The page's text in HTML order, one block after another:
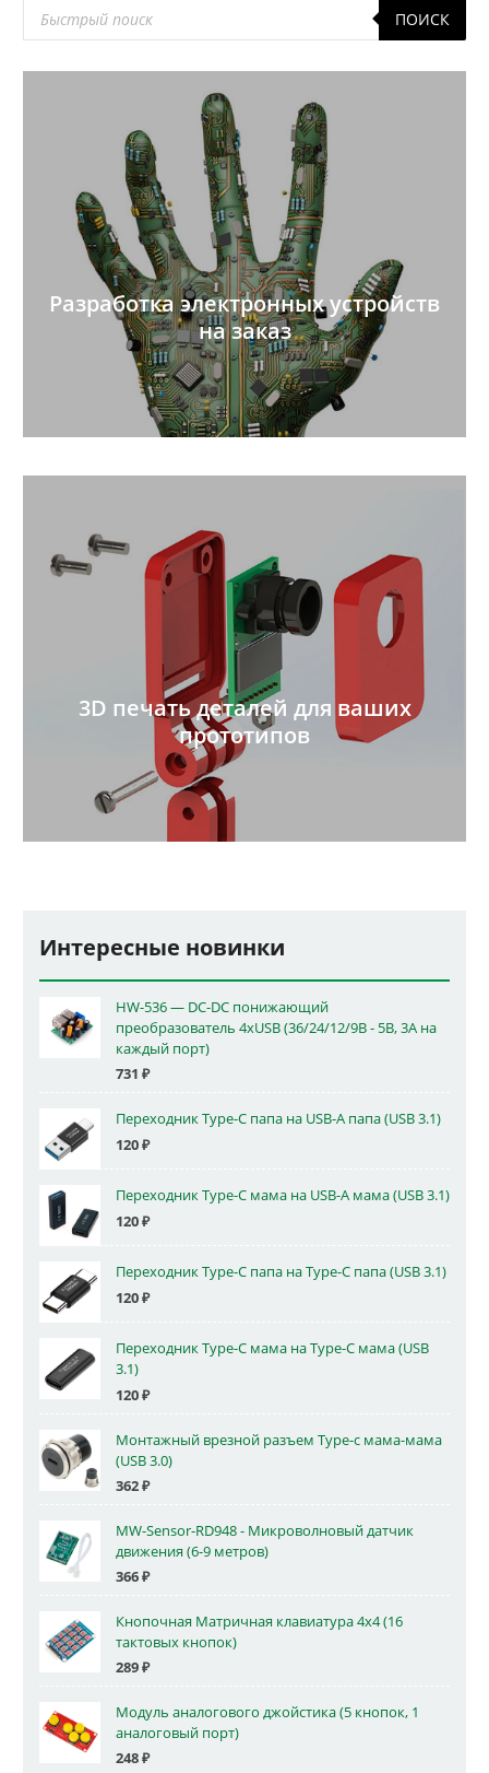
товаров
ПОИСК
Разработка электронных устройств
на заказ
3D печать деталей для ваших
прототипов
Интересные новинки
HW-536 — DC-DC понижающий
преобразователь 4xUSB (36/24/12/9В - 5В, 3А на
каждый порт)
731 ₽
Переходник Type-C папа на USB-A папа (USB 3.1)
120₽
Переходник Type-C мама на USB-A мама (USB 3.1)
120₽
Переходник Type-C папа на Type-C папа (USB 3.1)
120₽
Переходник Type-C мама на Type-C мама (USB
3.1)
120₽
Монтажный врезной разъем Type-c мама-мама
(USB 3.0)
362₽
MW-Sensor-RD948 - Микроволновый датчик
движения (6-9 метров)
366₽
Кнопочная Матричная клавиатура 4x4 (16
тактовых кнопок)
289₽
Модуль аналогового джойстика (5 кнопок, 1
аналоговый порт)
248₽